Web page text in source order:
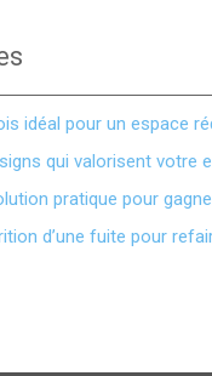
idéal pour un espace
qui valorisent votre
pratique pour
d’une fuite pour